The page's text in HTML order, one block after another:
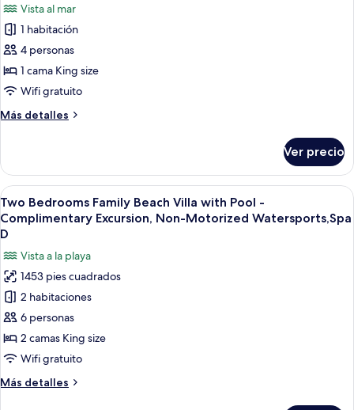
fotos
de
Deluxe
Beach
Suite
with
Pool
Complimentary
Excursion,
Non-
Motorized
Watersports,
Spa
Discount
&
Ro
Vista al mar
1 habitación
4 personas
1 cama King size
Wifi gratuito
Más detalles
Más
Beach
Suite
with
Pool
-
Complimentary
Excursion,
Non-
Motorized
Watersports,
Spa
Discount
&
Ro
Ver precio
Abrir
todas
las
fotos
de
Two
Bedrooms
Family
Beach
Villa
with
Pool
Un área de piscina con techo de
9
Two Bedrooms Family Beach Villa with Pool -
Complimentary Excursion, Non-Motorized Watersports,Spa
D
Vista a la playa
1453 pies cuadrados
2 habitaciones
6 personas
2 camas King size
Wifi gratuito
Más detalles
Más